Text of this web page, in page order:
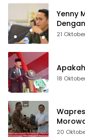
Yenny
21
18
20